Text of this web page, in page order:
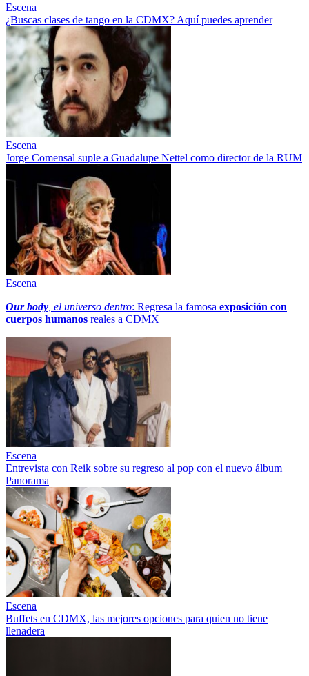
Escena
¿Buscas clases de tango en la CDMX? Aquí puedes aprender
Escena
Jorge Comensal suple a Guadalupe Nettel como director de la RUM
Escena
Our body , el universo dentro: Regresa la famosa exposición con
cuerpos humanos reales a CDMX
Escena
Entrevista con Reik sobre su regreso al pop con el nuevo álbum
Panorama
Escena
Buffets en CDMX, las mejores opciones para quien no tiene
llenadera